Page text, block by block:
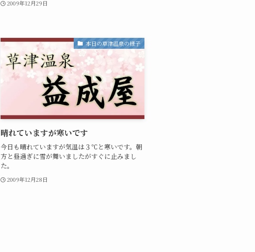
2009年12月29日
本日の草津温泉の様子
晴れていますが寒いです
今日も晴れていますが気温は３℃と寒いです。朝
方と昼過ぎに雪が舞いましたがすぐに止みまし
た。
2009年12月28日